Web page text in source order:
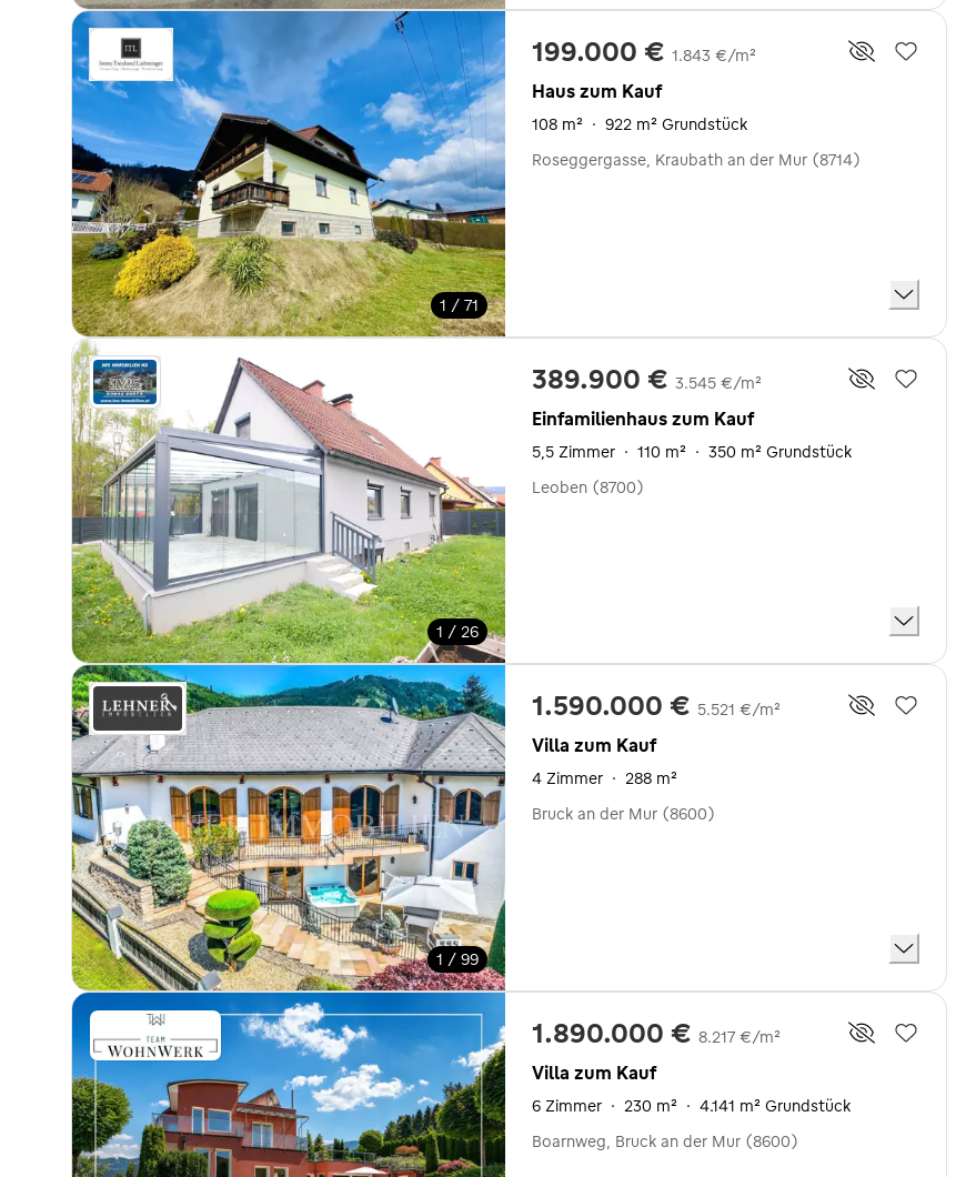
1 / 71
199.000 € 1.843 €/m²
Haus zum Kauf
108 m² · 922 m² Grundstück
Roseggergasse, Kraubath an der Mur (8714)
1 / 26
389.900 € 3.545 €/m²
Einfamilienhaus zum Kauf
5,5 Zimmer · 110 m² · 350 m² Grundstück
Leoben (8700)
1 / 99
1.590.000 € 5.521 €/m²
Villa zum Kauf
4 Zimmer · 288 m²
Bruck an der Mur (8600)
1.890.000 € 8.217 €/m²
Villa zum Kauf
6 Zimmer · 230 m² · 4.141 m² Grundstück
Boarnweg, Bruck an der Mur (8600)